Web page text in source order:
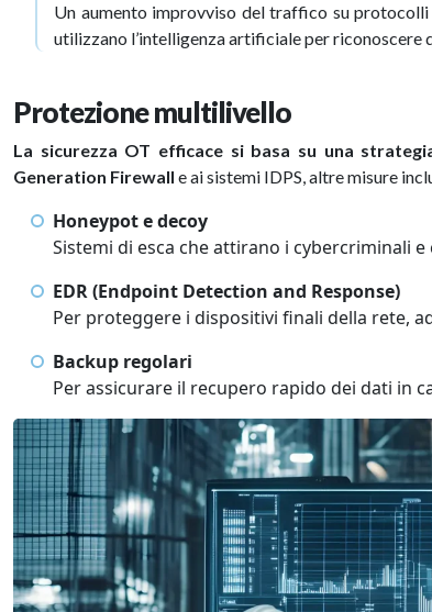
Un aumento improvviso del traffico su
utilizzano l’intelligenza artificiale per riconoscere
Protezione multilivello
La sicurezza OT efficace si basa su una
Generation Firewall e ai sistemi IDPS, altre misure
Honeypot e decoy
Sistemi di esca che attirano i cybercriminali
EDR (Endpoint Detection and Response)
Per proteggere i dispositivi finali della rete,
Backup regolari
Per assicurare il recupero rapido dei dati in